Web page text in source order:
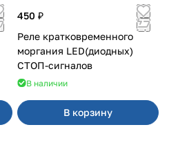
450 ₽
Реле кратковременного
моргания LED(диодных)
СТОП-сигналов
В наличии
В корзину